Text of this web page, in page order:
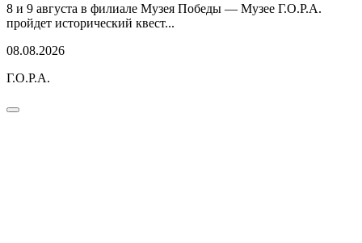
8 и 9 августа в филиале Музея Победы — Музее Г.О.Р.А.
пройдет исторический квест...
08.08.2026
Г.О.Р.А.